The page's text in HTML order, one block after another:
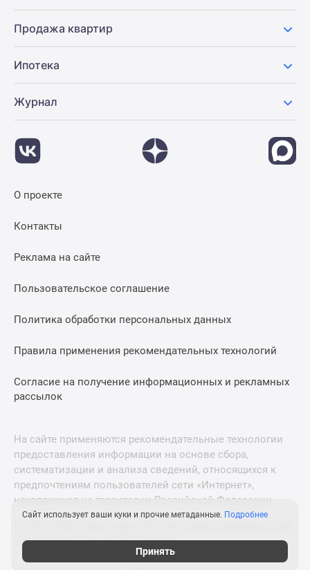
Продажа квартир
Ипотека
Журнал
О проекте
Контакты
Реклама на сайте
Пользовательское соглашение
Политика обработки персональных данных
Правила применения рекомендательных технологий
Согласие на получение информационных и рекламных
рассылок
На сайте применяются рекомендательные технологии
предоставления информации на основе сбора,
систематизации и анализа сведений, относящихся к
предпочтениям пользователей сети «Интернет»,
находящихся на территории Российской Федерации.
что нужно знать о новостройках
Сайт использует ваши куки и прочие метаданные. Подробнее
Принять